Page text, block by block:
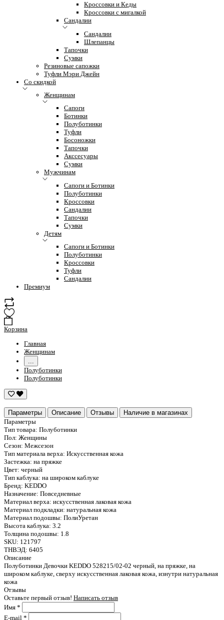
Кроссовки и Кеды
Кроссовки с мигалкой
Сандалии
Сандалии
Шлепанцы
Тапочки
Сумки
Резиновые сапожки
Туфли Мэри Джейн
Со скидкой
Женщинам
Сапоги
Ботинки
Полуботинки
Туфли
Босоножки
Тапочки
Акссесуары
Сумки
Мужчинам
Сапоги и Ботинки
Полуботинки
Кроссовки
Сандалии
Тапочки
Сумки
Детям
Сапоги и Ботинки
Полуботинки
Кроссовки
Туфли
Сандалии
Премиум
Корзина
Главная
Женщинам
...
Полуботинки
Полуботинки
Параметры Описание Отзывы
Наличие в магазинах
Параметры
Тип товара: Полуботинки
Пол: Женщины
Сезон: Межсезон
Тип материала верха: Искусственная кожа
Застежка: на пряжке
Цвет: черный
Тип каблука: на широком каблуке
Бренд: KEDDO
Назначение: Повседневные
Материал верха: искусственная лаковая кожа
Материал подкладки: натуральная кожа
Материал подошвы: ПолиУретан
Высота каблука: 3.2
Толщина подошвы: 1.8
SKU: 121797
ТНВЭД: 6405
Описание
Полуботинки Девочки KEDDO 528215/02-02 черный, на пряжке, на
широком каблуке, сверху искусственная лаковая кожа, изнутри натуральная
кожа
Отзывы
Оставьте первый отзыв! Написать отзыв
Имя *
E-mail *